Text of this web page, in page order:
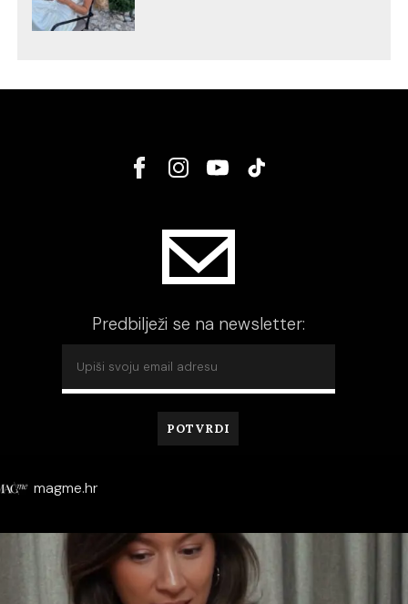
Predbilježi se na newsletter:
magme.hr